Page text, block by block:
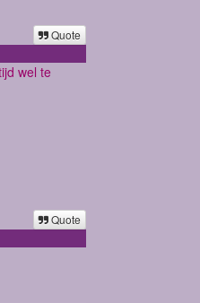
Quote
wel te
Quote